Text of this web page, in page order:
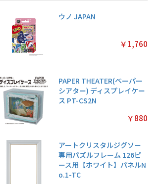
ウノ JAPAN
￥1,760
PAPER THEATER(ペーパー
シアター) ディスプレイケー
ス PT-CS2N
￥880
アートクリスタルジグソー
専用パズルフレーム 126ピ
ース用【ホワイト】パネルN
o.1-TC